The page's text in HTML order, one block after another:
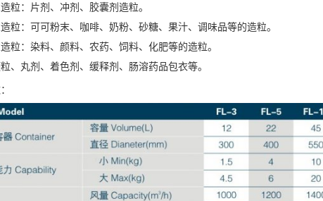
粒：片剂、冲剂、胶囊剂造粒。
粒：可可粉末、咖啡、奶粉、砂糖、果汁、调味品等的造粒。
粒：染料、颜料、农药、饲料、化肥等的造粒。
、丸剂、着色剂、缓释剂、肠溶药品包衣等。